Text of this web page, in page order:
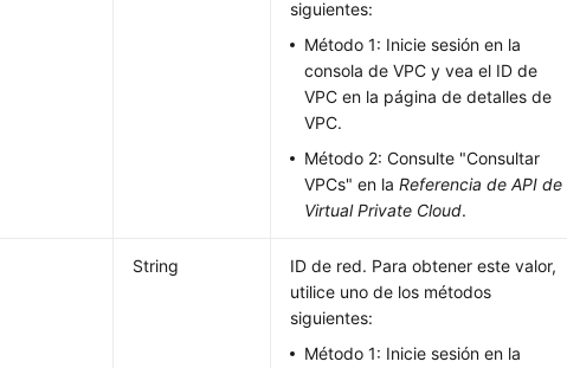
siguientes:
Método 1: Inicie sesión en la
consola de VPC y vea el ID de
VPC en la página de detalles de
VPC.
Método 2: Consulte "Consultar
VPCs" en laReferencia de API de
Virtual Private Cloud.
String
ID de red. Para obtener este valor,
utilice uno de los métodos
siguientes:
Método 1: Inicie sesión en la